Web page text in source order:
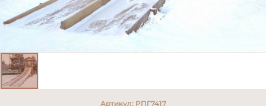
Артикул: РПГ7417